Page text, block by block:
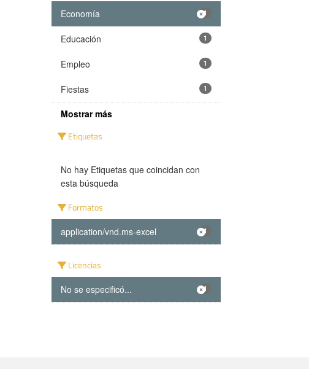
Economía 1
Educación 1
Empleo 1
Fiestas 1
Mostrar más
Etiquetas
No hay Etiquetas que coincidan con
esta búsqueda
Formatos
application/vnd.ms-excel 1
Licencias
No se especificó... 1